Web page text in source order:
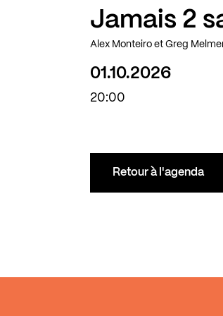
Jamais 2
Alex Monteiro et Greg
01.10.2026
20:00
Retour à l'agenda